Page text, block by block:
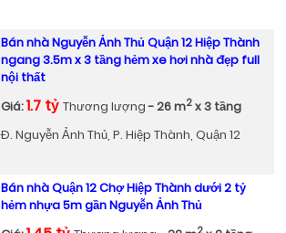
Bán nhà Nguyễn Ảnh Thủ Quận 12 Hiệp Thành
ngang 3.5m x 3 tầng hẻm xe hơi nhà đẹp full
nội thất
Giá:1.7 tỷ Thương lượng- 26 m2 x 3 tầng
Đ. Nguyễn Ảnh Thủ, P. Hiệp Thành, Quận 12
Bán nhà Quận 12 Chợ Hiệp Thành dưới 2 tỷ
hẻm nhựa 5m gần Nguyễn Ảnh Thủ